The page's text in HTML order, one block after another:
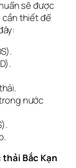
sẽ được
thiết để
nước
Bắc Kạn